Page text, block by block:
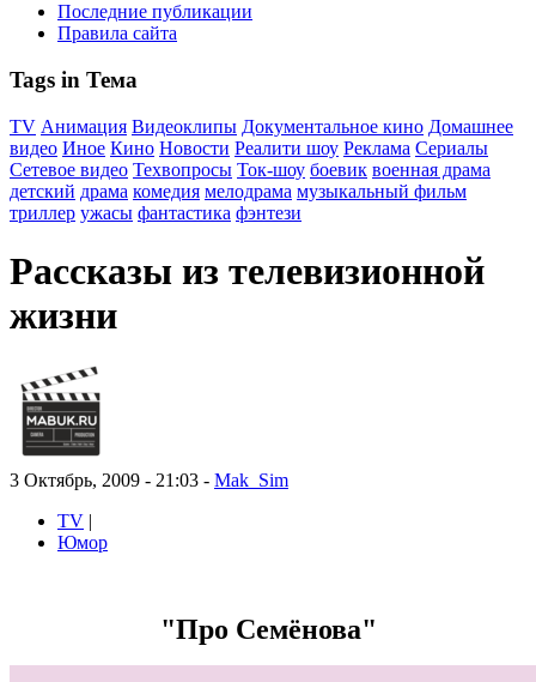
Последние публикации
Правила сайта
Tags in Тема
TV Анимация Видеоклипы Документальное кино Домашнее
видео Иное Кино Новости Реалити шоу Реклама Сериалы
Сетевое видео Техвопросы Ток-шоу боевик военная драма
детский драма комедия мелодрама музыкальный фильм
триллер ужасы фантастика фэнтези
Рассказы из телевизионной
жизни
3 Октябрь, 2009 - 21:03 - Mak_Sim
TV |
Юмор
"Про Семёнова"